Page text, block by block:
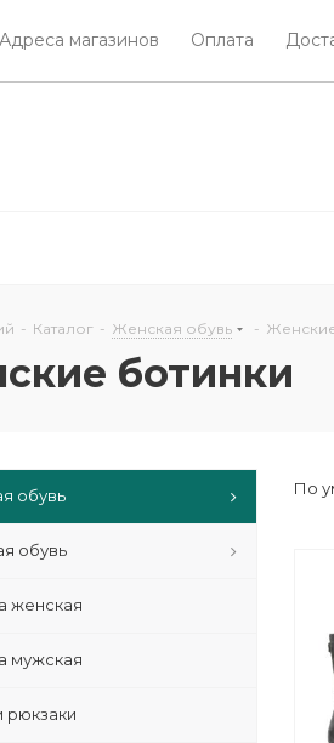
Адреса магазинов Оплата
- Каталог - Женская обувь -
ботинки
По
обувь
обувь
женская
мужская
рюкзаки